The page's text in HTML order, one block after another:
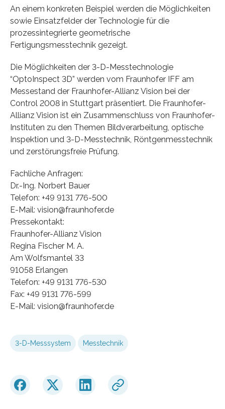
An einem konkreten Beispiel werden die Möglichkeiten
sowie Einsatzfelder der Technologie für die
prozessintegrierte geometrische
Fertigungsmesstechnik gezeigt.
Die Möglichkeiten der 3-D-Messtechnologie
“OptoInspect 3D” werden vom Fraunhofer IFF am
Messestand der Fraunhofer-Allianz Vision bei der
Control 2008 in Stuttgart präsentiert. Die Fraunhofer-
Allianz Vision ist ein Zusammenschluss von Fraunhofer-
Instituten zu den Themen Bildverarbeitung, optische
Inspektion und 3-D-Messtechnik, Röntgenmesstechnik
und zerstörungsfreie Prüfung.
Fachliche Anfragen:
Dr.-Ing. Norbert Bauer
Telefon: +49 9131 776-500
E-Mail: vision@fraunhofer.de
Pressekontakt:
Fraunhofer-Allianz Vision
Regina Fischer M. A.
Am Wolfsmantel 33
91058 Erlangen
Telefon: +49 9131 776-530
Fax: +49 9131 776-599
E-Mail: vision@fraunhofer.de
3-D-Messsystem Messtechnik